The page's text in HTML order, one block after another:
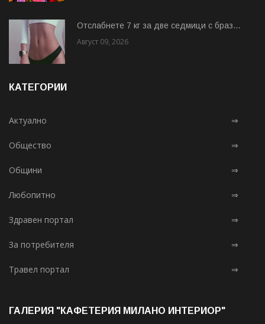
Отслабнете 7 кг за две седмици с браз...
Август 09, 2026
КАТЕГОРИИ
Актуално ⇒
Общество ⇒
Общини ⇒
Любопитно ⇒
Здравен портал ⇒
За потребителя ⇒
Травел портал ⇒
ГАЛЕРИЯ "КАФЕТЕРИЯ МИЛАНО ИНТЕРИОР"